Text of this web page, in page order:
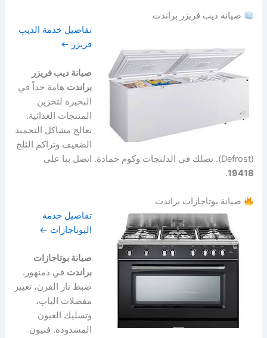
صيانة ديب فريزر براندت
تفاصيل خدمة الديب
فريزر ←
صيانة ديب فريزر
براندت هامة جداً في
البحيرة لتخزين
المنتجات الغذائية.
نعالج مشاكل التجميد
الضعيف وتراكم الثلج
(Defrost). نصلك في الدلنجات وكوم حمادة. اتصل بنا على
19418
.
صيانة بوتاجازات براندت
تفاصيل خدمة
البوتاجازات ←
صيانة بوتاجازات
براندت في دمنهور.
ضبط نار الفرن، تغيير
مفصلات الباب،
وتسليك العيون
المسدودة. فنيون